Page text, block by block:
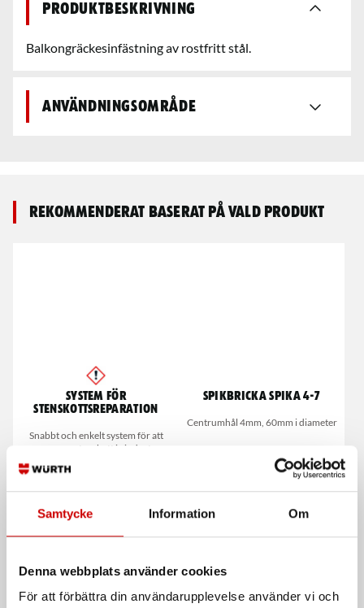
Samtycke Information Om
Denna webbplats använder cookies
För att förbättra din användarupplevelse använder vi och
Produktbeskrivning
Balkongräckesinfästning av rostfritt stål.
Användningsområde
Rekommenderat baserat på vald produkt
System för
stenskottsreparation
Snabbt och enkelt system för att
reparera stenskott i vindruta
Spikbricka Spika 4-7
Centrumhål 4mm, 60mm i diameter